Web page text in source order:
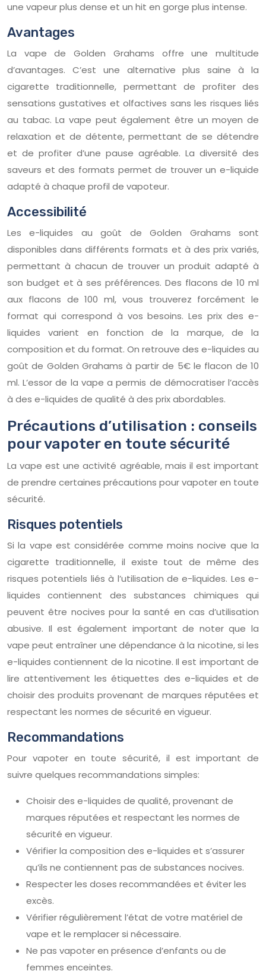
une vapeur plus dense et un hit en gorge plus intense.
Avantages
La vape de Golden Grahams offre une multitude
d’avantages. C’est une alternative plus saine à la
cigarette traditionnelle, permettant de profiter des
sensations gustatives et olfactives sans les risques liés
au tabac. La vape peut également être un moyen de
relaxation et de détente, permettant de se détendre
et de profiter d’une pause agréable. La diversité des
saveurs et des formats permet de trouver un e-liquide
adapté à chaque profil de vapoteur.
Accessibilité
Les e-liquides au goût de Golden Grahams sont
disponibles dans différents formats et à des prix variés,
permettant à chacun de trouver un produit adapté à
son budget et à ses préférences. Des flacons de 10 ml
aux flacons de 100 ml, vous trouverez forcément le
format qui correspond à vos besoins. Les prix des e-
liquides varient en fonction de la marque, de la
composition et du format. On retrouve des e-liquides au
goût de Golden Grahams à partir de 5€ le flacon de 10
ml. L’essor de la vape a permis de démocratiser l’accès
à des e-liquides de qualité à des prix abordables.
Précautions d’utilisation : conseils
pour vapoter en toute sécurité
La vape est une activité agréable, mais il est important
de prendre certaines précautions pour vapoter en toute
sécurité.
Risques potentiels
Si la vape est considérée comme moins nocive que la
cigarette traditionnelle, il existe tout de même des
risques potentiels liés à l’utilisation de e-liquides. Les e-
liquides contiennent des substances chimiques qui
peuvent être nocives pour la santé en cas d’utilisation
abusive. Il est également important de noter que la
vape peut entraîner une dépendance à la nicotine, si les
e-liquides contiennent de la nicotine. Il est important de
lire attentivement les étiquettes des e-liquides et de
choisir des produits provenant de marques réputées et
respectant les normes de sécurité en vigueur.
Recommandations
Pour vapoter en toute sécurité, il est important de
suivre quelques recommandations simples:
Choisir des e-liquides de qualité, provenant de
marques réputées et respectant les normes de
sécurité en vigueur.
Vérifier la composition des e-liquides et s’assurer
qu’ils ne contiennent pas de substances nocives.
Respecter les doses recommandées et éviter les
excès.
Vérifier régulièrement l’état de votre matériel de
vape et le remplacer si nécessaire.
Ne pas vapoter en présence d’enfants ou de
femmes enceintes.